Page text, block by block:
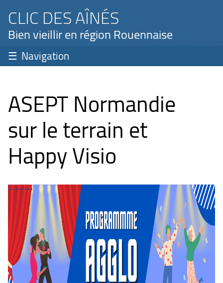
CLIC DES AÎNÉS
Bien vieillir en région Rouennaise
Navigation
ASEPT Normandie
sur le terrain et
Happy Visio